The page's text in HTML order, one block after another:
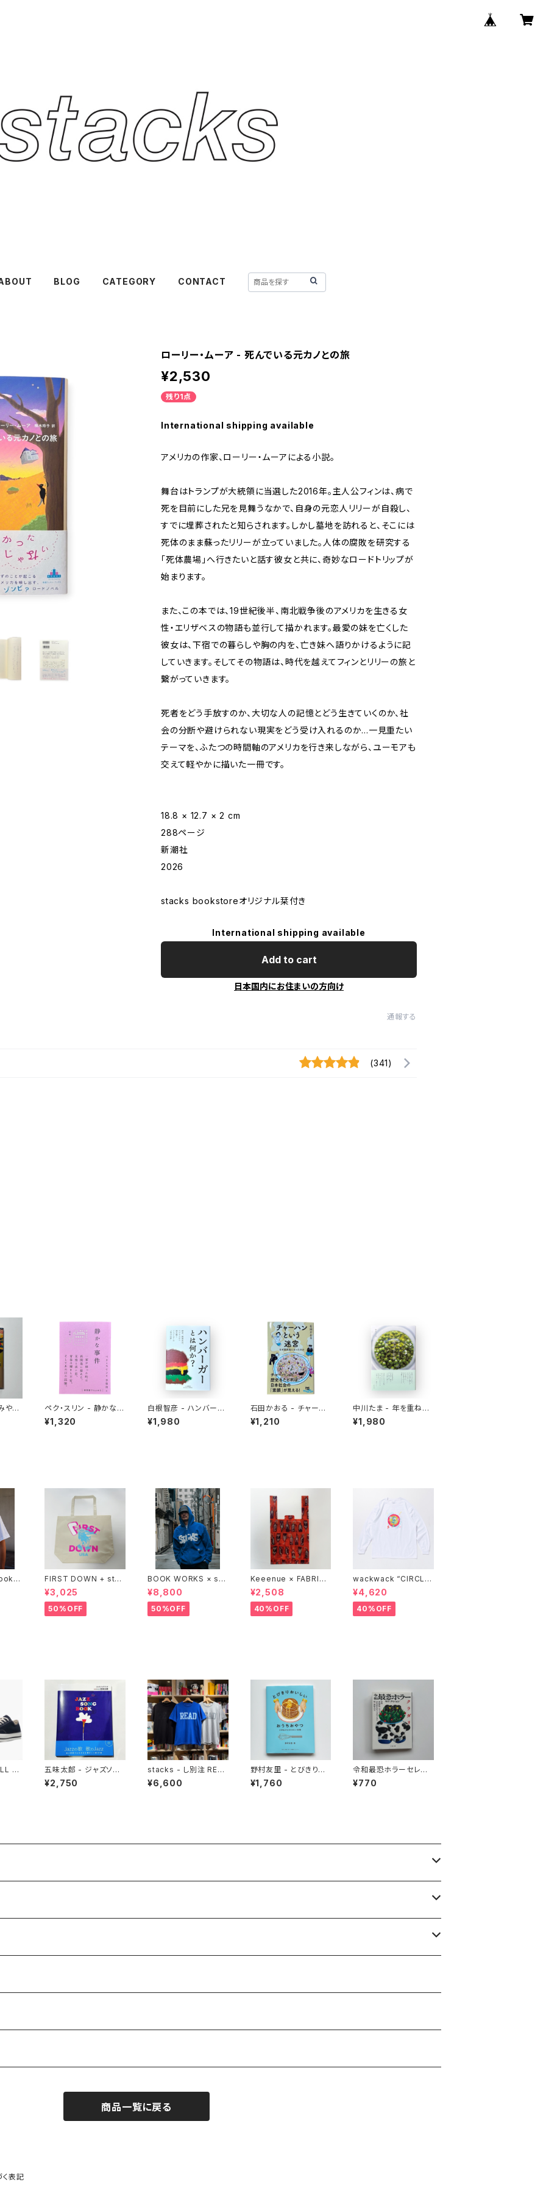
BLOG CATEGORY CONTACT
ローリー・ムーア - 死んでいる元カノとの旅
¥2,530
残り1点
International shipping available
アメリカの作家、ローリー・ムーアによる小説。
舞台はトランプが大統領に当選した2016年。主人公フィンは、病で
死を目前にした兄を見舞うなかで、自身の元恋人リリーが自殺し、
すでに埋葬されたと知らされます。しかし墓地を訪れると、そこには
死体のまま蘇ったリリーが立っていました。人体の腐敗を研究する
「死体農場」へ行きたいと話す彼女と共に、奇妙なロードトリップが
始まります。
また、この本では、19世紀後半、南北戦争後のアメリカを生きる女
性・エリザベスの物語も並行して描かれます。最愛の妹を亡くした
彼女は、下宿での暮らしや胸の内を、亡き妹へ語りかけるように記
していきます。そしてその物語は、時代を越えてフィンとリリーの旅と
繋がっていきます。
死者をどう手放すのか、大切な人の記憶とどう生きていくのか、社
会の分断や避けられない現実をどう受け入れるのか...一見重たい
テーマを、ふたつの時間軸のアメリカを行き来しながら、ユーモアも
交えて軽やかに描いた一冊です。
18.8 × 12.7 × 2 cm
288ページ
新潮社
2026
stacks bookstoreオリジナル栞付き
International shipping available
Add to cart
日本国内にお住まいの方向け
通報する
(341)
やげ
ペク・スリン - 静かな事
件
¥1,320
白根智彦 - ハンバーガ
ーとは何か？
¥1,980
石田かおる - チャーハ
ンという迷宮 なぜ国民
食になったのか
¥1,210
中川たま - 年を重ねて
今を彩る 暦の手仕事
¥1,980
FIRST DOWN + stac
ks bookstore BIG T
OTE
¥3,025
50%OFF
BOOK WORKS × sta
cks bookstore "Jim
bocho Beat Library
zip up hood"
¥8,800
50%OFF
Keeenue × FABRICK
®︎ "COMPACT SHOP
PING BAG" stacks E
xclusive model
¥2,508
40%OFF
wackwack “CIRCLE
OF FRIENDS” L/S TE
E
¥4,620
40%OFF
ST
五味太郎 - ジャズソン
グブック
¥2,750
stacks - し別注 REA
D College Tee
¥6,600
野村友里 - とびきりお
いしい おうちおやつ
¥1,760
令和最恐ホラーセレク
ション クラガリ
¥770
商品一覧に戻る
表記